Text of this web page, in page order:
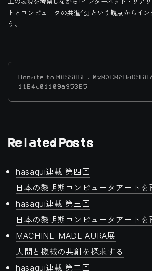
トとコンピュータの共進化」という観点からイ
う。
Donate to MASSAGE:
11E4c01109a353E5
Related Posts
hasaqui連載 第四回
日本の黎明期コンピュータアートを
hasaqui連載 第三回
日本の黎明期コンピュータアートを
MACHINE-MADE AURA展
人間と機械の共創を探求する
hasaqui連載 第二回